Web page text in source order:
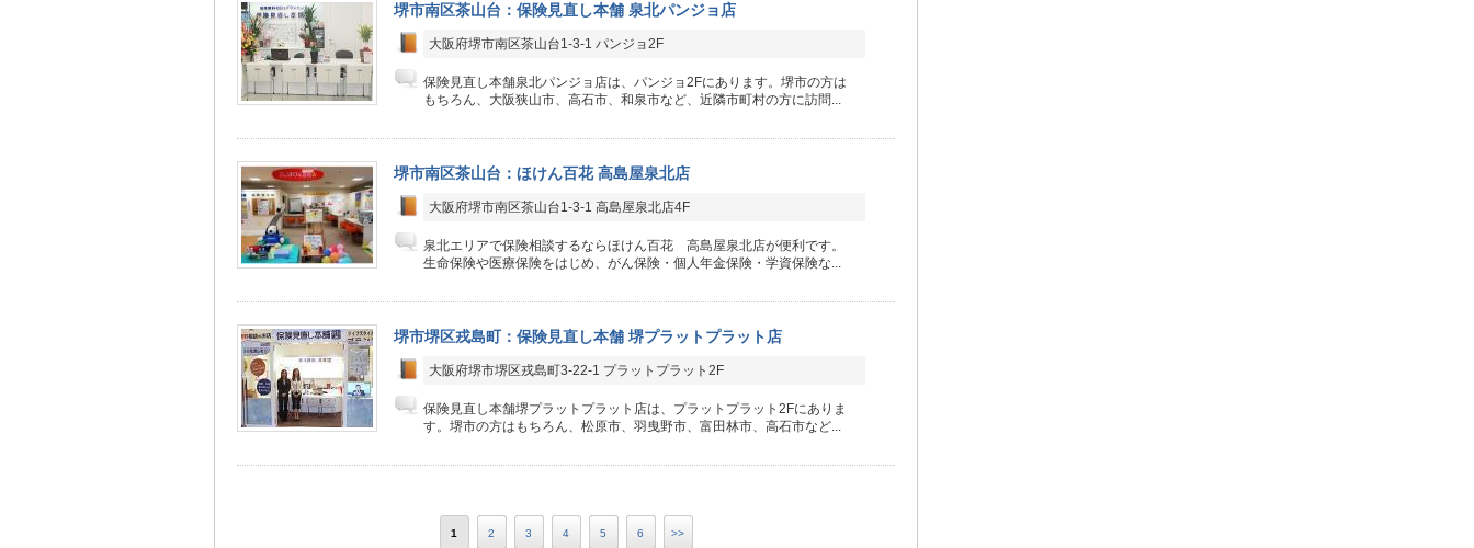
堺市南区茶山台：保険見直し本舗 泉北パンジョ店
大阪府堺市南区茶山台1-3-1 パンジョ2F
保険見直し本舗泉北パンジョ店は、パンジョ2Fにあります。堺市の方は
もちろん、大阪狭山市、高石市、和泉市など、近隣市町村の方に訪問...
堺市南区茶山台：ほけん百花 高島屋泉北店
大阪府堺市南区茶山台1-3-1 高島屋泉北店4F
泉北エリアで保険相談するならほけん百花 高島屋泉北店が便利です。
生命保険や医療保険をはじめ、がん保険・個人年金保険・学資保険な...
堺市堺区戎島町：保険見直し本舗 堺プラットプラット店
大阪府堺市堺区戎島町3-22-1 プラットプラット2F
保険見直し本舗堺プラットプラット店は、プラットプラット2Fにありま
す。堺市の方はもちろん、松原市、羽曳野市、富田林市、高石市など...
1 2 3 4 5 6 >>